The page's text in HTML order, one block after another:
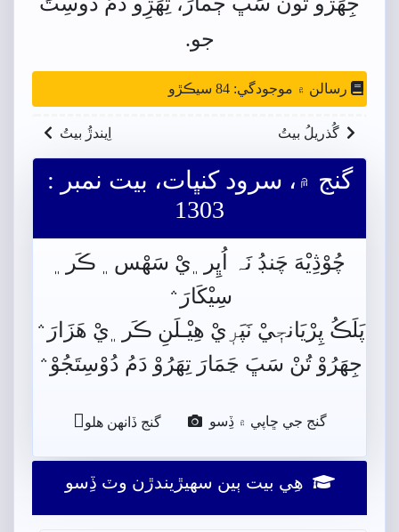
جو.
رسالن ۾ موجودگي: 84 سيڪڙو
گُذريلُ بيتُ اِيندڙُ بيتُ
گنج ۾، سرود کنڀات، بيت نمبر :
1303
چُوْڎِيْهَ چَنڊُ نَہ اُڀِر﮼يْ سَھْس﮼ ڪَر﮼
سِيْکَارَ﮶
پَلَڪُ پِرْيَانجٖيْ نَپَرٖيْ هِيْـلَنِ ڪَر﮼يْ هَزَارَ﮶
جِھَرُوْ تُنْ سَڀَ ڃَمَارَ تِھَرُوْ دَمُ دُوْسِتَجُوْ﮶
گنج جي ڇاپي ۾ ڏِسو گنج ڏانھن ھلو
ھِي بيت ٻين سھيڙيندڙن وٽ ڏِسو